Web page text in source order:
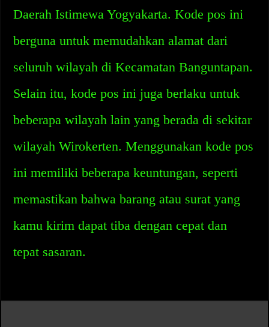
Daerah Istimewa Yogyakarta. Kode pos ini
berguna untuk memudahkan alamat dari
seluruh wilayah di Kecamatan Banguntapan.
Selain itu, kode pos ini juga berlaku untuk
beberapa wilayah lain yang berada di sekitar
wilayah Wirokerten. Menggunakan kode pos
ini memiliki beberapa keuntungan, seperti
memastikan bahwa barang atau surat yang
kamu kirim dapat tiba dengan cepat dan
tepat sasaran.